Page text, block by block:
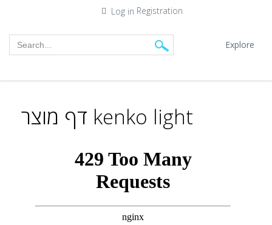
Log in Registration
Explore
דף מוצר kenko light